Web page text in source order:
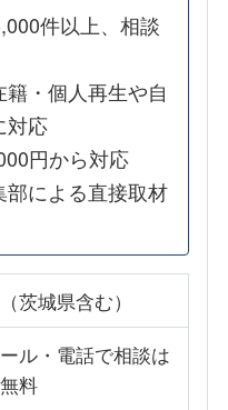
件以上、相談
籍・個人再生や自
対応
円から対応
部による直接取材
茨城県含む）
ル・電話で相談は
料